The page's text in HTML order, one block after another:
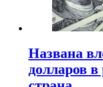
Названа
долларов